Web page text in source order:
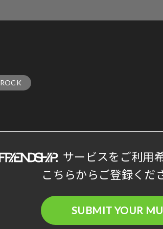
ROCK
サービスをご利用
こちらからご登録くだ
SUBMIT YOUR